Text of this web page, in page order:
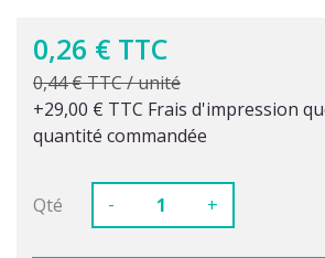
0,26 € TTC
0,44 € TTC / unité
+29,00 € TTC Frais d'impression
quantité commandée
Qté - +